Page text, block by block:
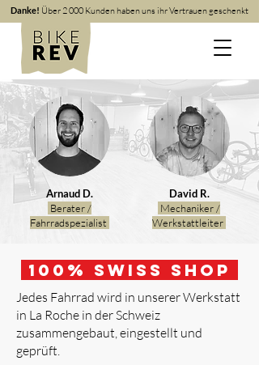
Danke! Über 2 000 Kunden haben uns ihr Vertrauen geschenkt
Arnaud D.
Berater /
Fahrradspezialist
David R.
Mechaniker /
Werkstattleiter
100 % Swiss Shop
Jedes Fahrrad wird in unserer Werkstatt
in La Roche in der Schweiz
zusammengebaut, eingestellt und
geprüft.